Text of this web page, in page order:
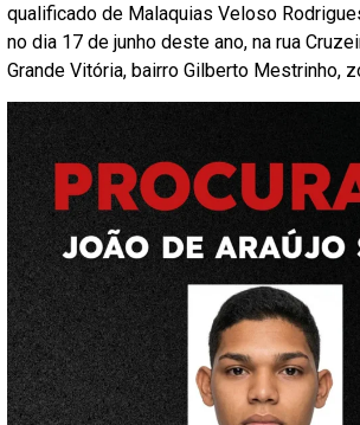
qualificado de Malaquias Veloso
no dia 17 de junho deste ano, na rua
Grande Vitória, bairro Gilberto Mestrinho,